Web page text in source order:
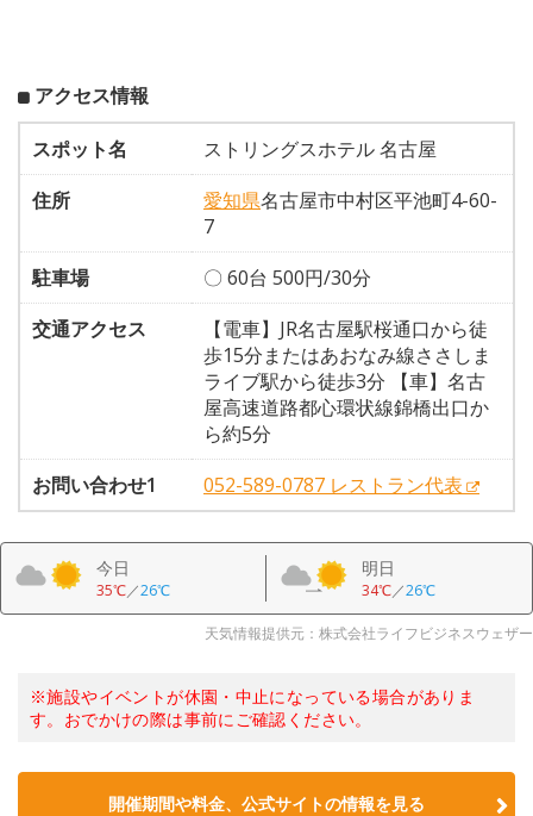
アクセス情報
スポット名
ストリングスホテル 名古屋
住所
愛知県名古屋市中村区平池町4-60-
7
駐車場
〇 60台 500円/30分
交通アクセス
【電車】JR名古屋駅桜通口から徒
歩15分またはあおなみ線ささしま
ライブ駅から徒歩3分 【車】名古
屋高速道路都心環状線錦橋出口か
ら約5分
お問い合わせ1
052-589-0787 レストラン代表
今日
35℃／26℃
明日
34℃／26℃
天気情報提供元：株式会社ライフビジネスウェザー
※施設やイベントが休園・中止になっている場合がありま
す。おでかけの際は事前にご確認ください。
開催期間や料金、公式サイトの情報を見る